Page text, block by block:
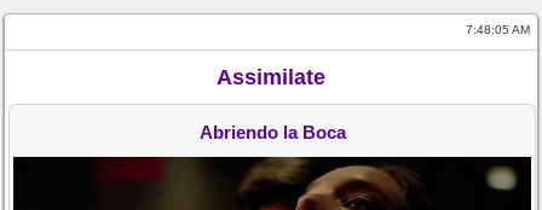
7:48:05 AM
Assimilate
Abriendo la Boca